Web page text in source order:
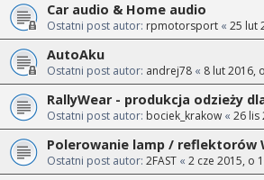
Car audio & Home audio
Ostatni post autor: rpmotorsport « 25 lut
AutoAku
Ostatni post autor: andrej78 « 8 lut 2016,
RallyWear - produkcja odzieży
Ostatni post autor: bociek_krakow « 26 lis
Polerowanie lamp / reflektorów
Ostatni post autor: 2FAST « 2 cze 2015, o